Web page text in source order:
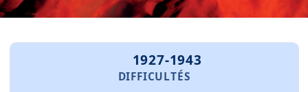
1927-1943
DIFFICULTÉS